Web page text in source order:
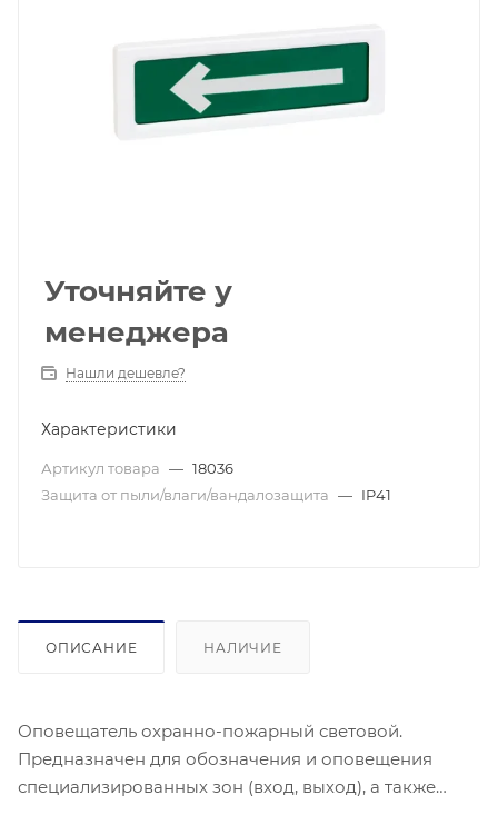
Уточняйте у
менеджера
Нашли дешевле?
Характеристики
Артикул товара — 18036
Защита от пыли/влаги/вандалозащита — IP41
ОПИСАНИЕ НАЛИЧИЕ
Оповещатель охранно-пожарный световой.
Предназначен для обозначения и оповещения
специализированных зон (вход, выход), а также